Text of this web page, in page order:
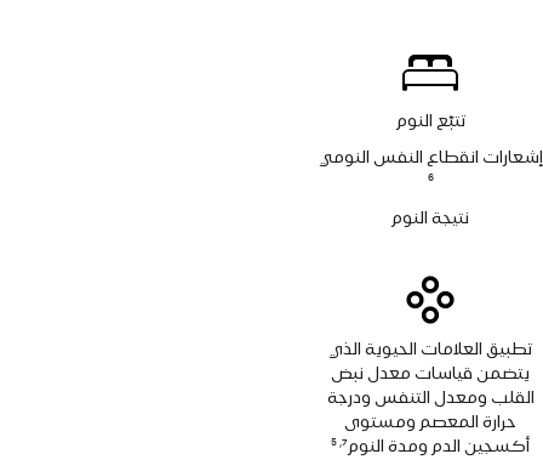
تتبّع النوم
إشعارات انقطاع النفس النومي
6
نتيجة النوم
تطبيق العلامات الحيوية الذي
يتضمن قياسات معدل نبض
القلب ومعدل التنفس ودرجة
حرارة المعصم ومستوى
أكسجين الدم ومدة النوم7
,
5